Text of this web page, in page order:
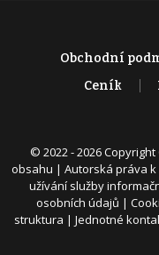
Obchodní
Ceník
© 2022 - 2026 Copyright
obsahu | Autorská práva
užívání služby
osobních údajů |
struktura | Jednotné